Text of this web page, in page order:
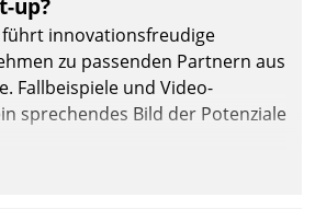
führt innovationsfreudige
zu passenden Partnern aus
Fallbeispiele und Video-
sprechendes Bild der Potenziale